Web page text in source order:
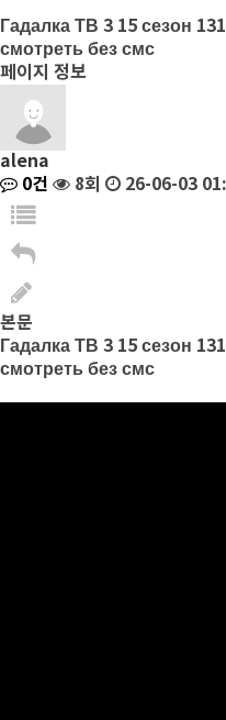
Гадалка ТВ 3 15 сезон
смотреть без смс
페이지 정보
alena
0건
8회 26-06-03
본문
Гадалка ТВ 3 15 сезон
смотреть без смс